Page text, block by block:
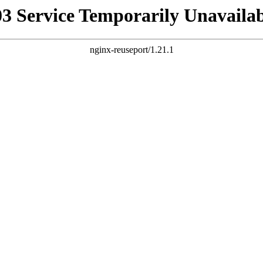
Service Temporarily
nginx-reuseport/1.21.1